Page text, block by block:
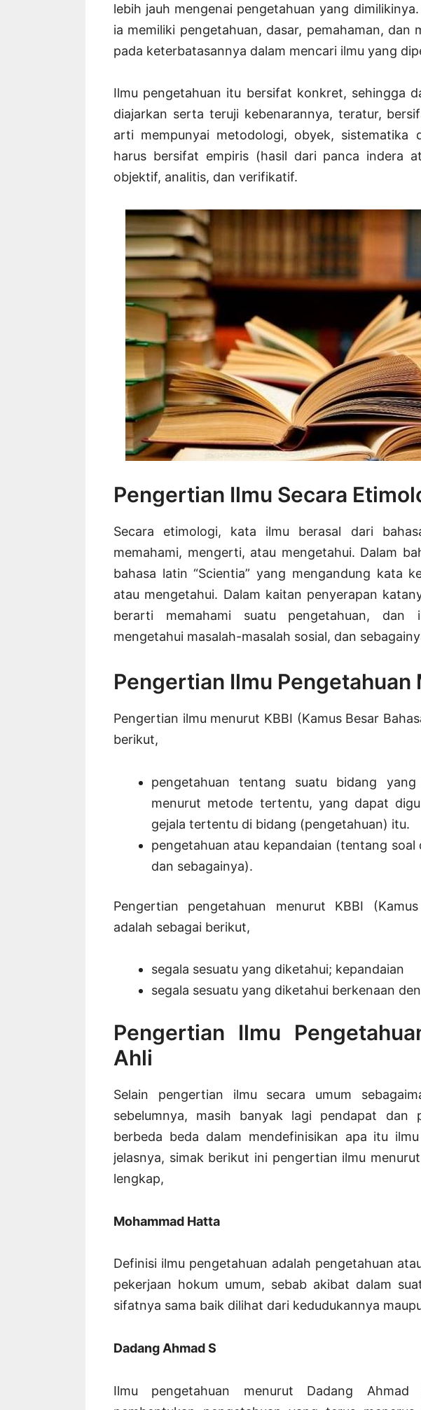
lebih jauh mengenai pengetahuan yang
ia memiliki pengetahuan, dasar, pemahaman, dan
pada keterbatasannya dalam mencari ilmu yang
Ilmu pengetahuan itu bersifat konkret, sehingga
diajarkan serta teruji kebenarannya, teratur,
arti mempunyai metodologi, obyek, sistematika
harus bersifat empiris (hasil dari panca indera
objektif, analitis, dan verifikatif.
Pengertian Ilmu Secara
Secara etimologi, kata ilmu berasal dari
memahami, mengerti, atau mengetahui. Dalam
bahasa latin “Scientia” yang mengandung kata
atau mengetahui. Dalam kaitan penyerapan
berarti memahami suatu pengetahuan,
mengetahui masalah-masalah sosial, dan
Pengertian Ilmu Pengetahuan
Pengertian ilmu menurut KBBI (Kamus Besar
berikut,
pengetahuan tentang suatu bidang
menurut metode tertentu, yang dapat
gejala tertentu di bidang (pengetahuan) itu.
pengetahuan atau kepandaian (tentang
dan sebagainya).
Pengertian pengetahuan menurut KBBI
adalah sebagai berikut,
segala sesuatu yang diketahui; kepandaian
segala sesuatu yang diketahui berkenaan
Pengertian Ilmu
Ahli
Selain pengertian ilmu secara umum
sebelumnya, masih banyak lagi pendapat dan
berbeda beda dalam mendefinisikan apa itu
jelasnya, simak berikut ini pengertian ilmu
lengkap,
Mohammad Hatta
Definisi ilmu pengetahuan adalah pengetahuan
pekerjaan hokum umum, sebab akibat dalam
sifatnya sama baik dilihat dari kedudukannya
Dadang Ahmad S
Ilmu pengetahuan menurut Dadang